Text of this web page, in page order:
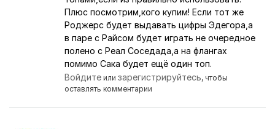
Плюс посмотрим,кого купим! Если тот же
Роджерс будет выдавать цифры Эдегора,а
в паре с Райсом будет играть не очередное
полено с Реал Соседада,а на флангах
помимо Сака будет ещё один топ.
Войдите илизарегистрируйтесь, чтобы
оставлять комментарии